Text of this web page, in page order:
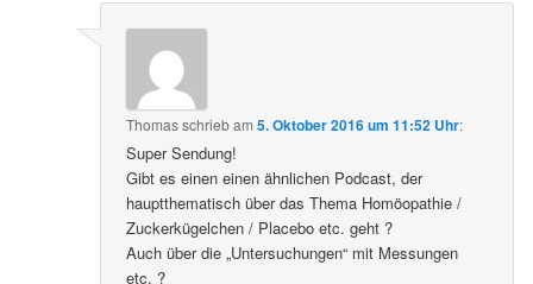
Thomasschriebam5. Oktober 2016 um 11:52 Uhr:
Super Sendung!
Gibt es einen einen ähnlichen Podcast, der
hauptthematisch über das Thema Homöopathie /
Zuckerkügelchen / Placebo etc. geht ?
Auch über die „Untersuchungen“ mit Messungen
etc. ?